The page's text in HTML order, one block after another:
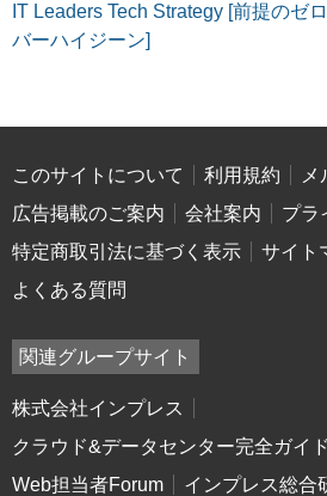
IT Leaders Tech Strategy [前提のゼ
バーハイジーン]
このサイトについて 利用規約
メ
広告掲載のご案内
会社案内
プラ
特定商取引法に基づく表示
サイト
よくある質問
関連グループサイト
株式会社インプレス
クラウド&データセンター完全ガイド
Web担当者Forum
インプレス総合